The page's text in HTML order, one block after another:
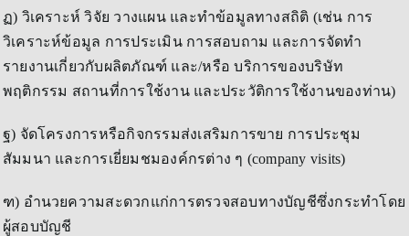
ฏ) วิเคราะห์ วิจัย วางแผน และทำข้อมูลทางสถิติ (เช่น การ
วิเคราะห์ข้อมูล การประเมิน การสอบถาม และการจัดทำ
รายงานเกี่ยวกับผลิตภัณฑ์ และ/หรือ บริการของบริษัท
พฤติกรรม สถานที่การใช้งาน และประวัติการใช้งานของท่าน)
ฐ) จัดโครงการหรือกิจกรรมส่งเสริมการขาย การประชุม
สัมมนา และการเยี่ยมชมองค์กรต่าง ๆ (company visits)
ฑ) อำนวยความสะดวกแก่การตรวจสอบทางบัญชีซึ่งกระทำโดย
ผู้สอบบัญชี